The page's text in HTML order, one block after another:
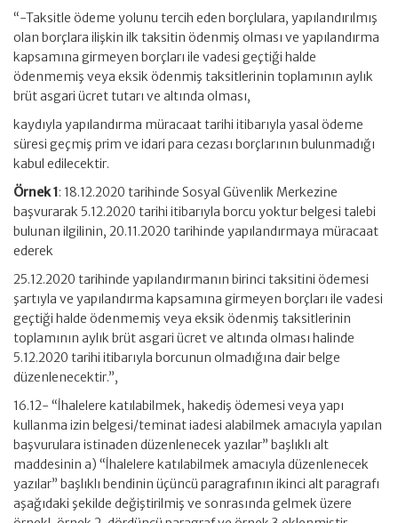
“-Taksitle ödeme yolunu tercih eden borçlulara, yapılandırılmış
olan borçlara ilişkin ilk taksitin ödenmiş olması ve yapılandırma
kapsamına girmeyen borçları ile vadesi geçtiği halde
ödenmemiş veya eksik ödenmiş taksitlerinin toplamının aylık
brüt asgari ücret tutarı ve altında olması,
kaydıyla yapılandırma müracaat tarihi itibarıyla yasal ödeme
süresi geçmiş prim ve idari para cezası borçlarının bulunmadığı
kabul edilecektir.
Örnek 1: 18.12.2020 tarihinde Sosyal Güvenlik Merkezine
başvurarak 5.12.2020 tarihi itibarıyla borcu yoktur belgesi talebi
bulunan ilgilinin, 20.11.2020 tarihinde yapılandırmaya müracaat
ederek
25.12.2020 tarihinde yapılandırmanın birinci taksitini ödemesi
şartıyla ve yapılandırma kapsamına girmeyen borçları ile vadesi
geçtiği halde ödenmemiş veya eksik ödenmiş taksitlerinin
toplamının aylık brüt asgari ücret ve altında olması halinde
5.12.2020 tarihi itibarıyla borcunun olmadığına dair belge
düzenlenecektir.”,
16.12- “İhalelere katılabilmek, hakediş ödemesi veya yapı
kullanma izin belgesi/teminat iadesi alabilmek amacıyla yapılan
başvurulara istinaden düzenlenecek yazılar” başlıklı alt
maddesinin a) “İhalelere katılabilmek amacıyla düzenlenecek
yazılar” başlıklı bendinin üçüncü paragrafının ikinci alt paragrafı
aşağıdaki şekilde değiştirilmiş ve sonrasında gelmek üzere